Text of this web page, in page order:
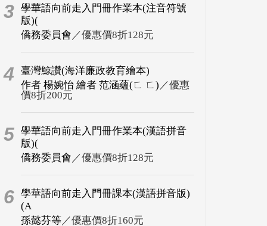
3 學華語向前走入門冊作業本(注音符號
版)(
僑務委員會 ／優惠價8折128元
4
臺灣鯨讚(海洋廉政教育繪本)
作者 楊婉怡 繪者 范涵蘊(ㄈ ㄈ) ／優惠
價8折200元
5 學華語向前走入門冊作業本(漢語拼音
版)(
僑務委員會 ／優惠價8折128元
6 學華語向前走入門冊課本(漢語拼音版)
(A
孫懿芬等／優惠價8折160元